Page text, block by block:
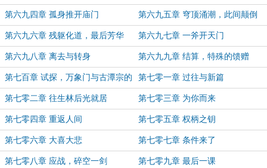
第六九四章 孤身推开庙门 第六九五章 穹顶涌潮，此间颠倒
第六九六章 残躯化道，最后芳华 第六九七章 一斧开天门
第六九八章 离去与转身 第六九九章 结算，特殊的馈赠
第七百章 试探，万象门与古潭宗的
渊源
第七零一章 过往与新篇
第七零二章 往生林后光就居 第七零三章 为你而来
第七零四章 重返人间 第七零五章 权柄之钥
第七零六章 大喜大悲 第七零七章 条件来了
第七零八章 应战，碎空一剑 第七零九章 最后一课